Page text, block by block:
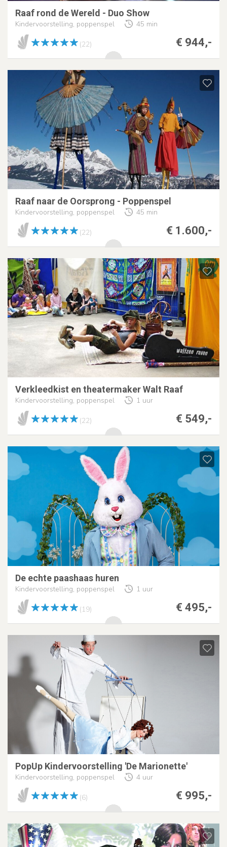
Raaf rond de Wereld - Duo Show
Kindervoorstelling, poppenspel 45 min
€ 944,-
(22)
Raaf naar de Oorsprong - Poppenspel
Kindervoorstelling, poppenspel 45 min
€ 1.600,-
(22)
Verkleedkist en theatermaker Walt Raaf
Kindervoorstelling, poppenspel 1 uur
€ 549,-
(22)
De echte paashaas huren
Kindervoorstelling, poppenspel 1 uur
€ 495,-
(19)
PopUp Kindervoorstelling 'De Marionette'
Kindervoorstelling, poppenspel 4 uur
€ 995,-
(6)